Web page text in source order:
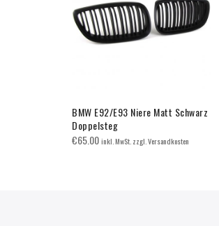
BMW E92/E93 Niere Matt Schwarz
Doppelsteg
€65.00inkl. MwSt. zzgl. Versandkosten